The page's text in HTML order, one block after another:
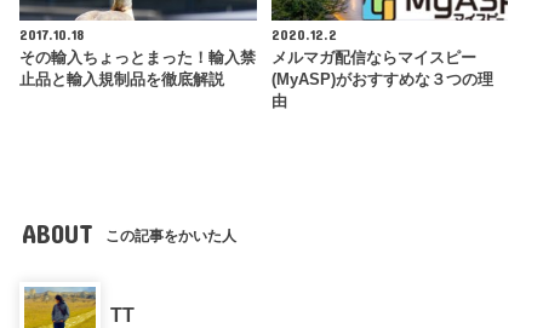
2017.10.18
その輸入ちょっとまった！輸入禁
止品と輸入規制品を徹底解説
2020.12.2
メルマガ配信ならマイスピー
(MyASP)がおすすめな３つの理
由
ABOUT この記事をかいた人
TT